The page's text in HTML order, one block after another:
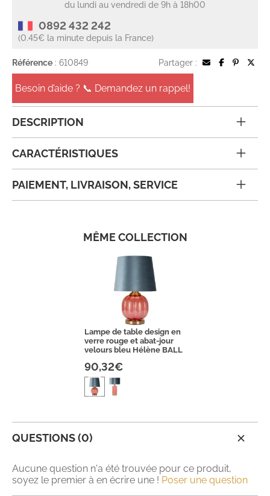
du lundi au vendredi de 9h à 18h00
0892 432 242
(0.45€ la minute depuis la France)
Référence : 610849 Partager :
Besoin d’aide ? 📞 Demandez un rappel!
DESCRIPTION
CARACTÉRISTIQUES
PAIEMENT, LIVRAISON, SERVICE
MÊME COLLECTION
Lampe de table design en
verre rouge et abat-jour
velours bleu Hélène BALL
90,32€
QUESTIONS (0)
Aucune question n'a été trouvée pour ce produit,
soyez le premier à en écrire une ! Poser une question